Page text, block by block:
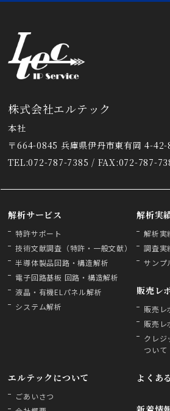
株式会社エルテック
本社
〒664-0845 兵庫県伊丹市東有岡 4-42-
TEL:072-787-7385 / FAX:072-787-
解析サービス
特許サポート
技術文献調査（特許・一般文献）
半導体製品回路・構造解析
電子回路基板 回路・構造解析
液晶・有機ELパネル解析
システム解析
解析実
解析実
調査実
サンプ
販売レ
販売レ
販売レ
クレジ
ついて
エルテックについて
ごあいさつ
よくあ